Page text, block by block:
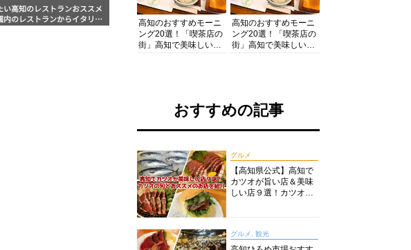
い高知のレストランおススメ
内のレストランからイタリア
高知のおすすめモーニ
ング20選！「喫茶店の
街」高知で美味しい喫
高知のおすすめモーニ
ング20選！「喫茶店の
街」高知で美味しい喫
おすすめの記事
グルメ
【高知県公式】高知で
カツオが旨い店＆美味
しい店９選！カツオの
グルメ, 観光